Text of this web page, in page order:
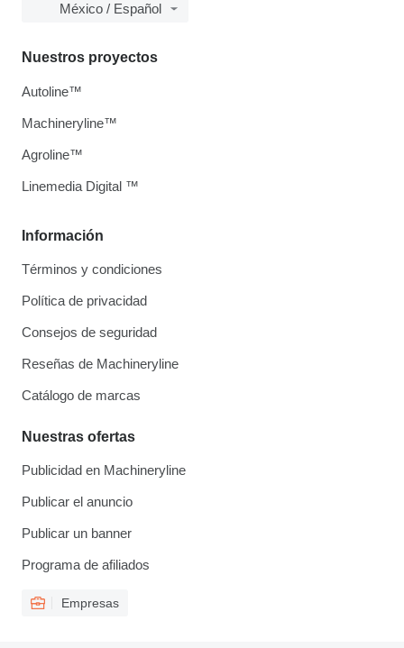
México / Español
Información
Términos y condiciones
Política de privacidad
Consejos de seguridad
Reseñas de Machineryline
Catálogo de marcas
Nuestras ofertas
Publicidad en Machineryline
Publicar el anuncio
Publicar un banner
Programa de afiliados
Empresas
Nuestros proyectos
Autoline™
Machineryline™
Agroline™
Linemedia Digital ™